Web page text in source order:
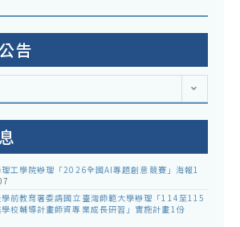
告
工學院辦理「2026全國AI專題創意競賽」海報1
前教育署委請國立臺灣師範大學辦理「114至115
校輔導計畫師資專業成長研習」實施計畫1份